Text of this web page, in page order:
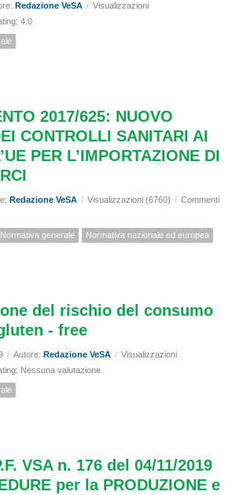
Redazione VeSA / Visualizzazioni
4.0
2017/625: NUOVO
CONTROLLI SANITARI AI
PER L’IMPORTAZIONE DI
Redazione VeSA / Visualizzazioni (6760) / Commenti
Normativa generale Normativa nazionale ed europea
del rischio del consumo
- free
/ Autore: Redazione VeSA / Visualizzazioni
Nessuna valutazione
VSA n. 176 del 04/11/2019
per la PRODUZIONE e